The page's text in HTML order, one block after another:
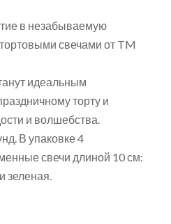
в незабываемую
свечами от TM
идеальным
торту и
и волшебства.
В упаковке 4
свечи длиной 10 см:
зеленая.